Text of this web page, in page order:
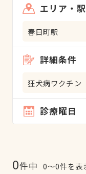
エリア・駅
春日町駅
詳細条件
狂犬病ワクチン
診療曜日
0件中 0〜0件を表